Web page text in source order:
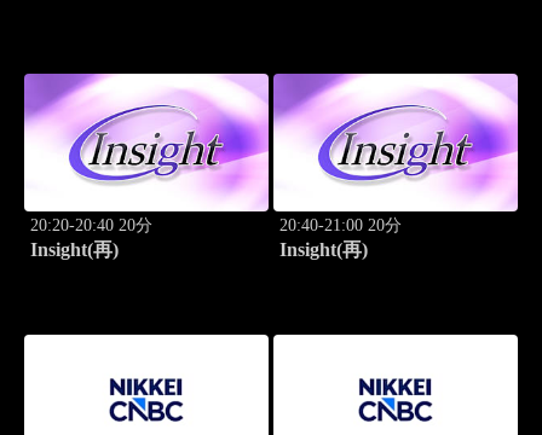
20:20-20:40 20分
Insight(再)
20:40-21:00 20分
Insight(再)